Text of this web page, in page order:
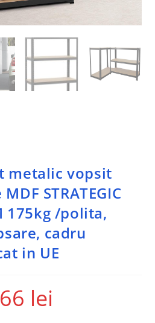
metalic vopsit
STRATEGIC
175kg /polita,
cadru
in UE
lei